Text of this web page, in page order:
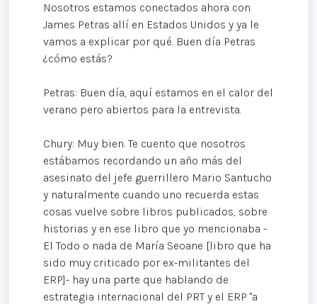
Nosotros estamos conectados ahora con
James Petras allí en Estados Unidos y ya le
vamos a explicar por qué. Buen día Petras
¿cómo estás?
Petras: Buen día, aquí estamos en el calor del
verano pero abiertos para la entrevista.
Chury: Muy bien. Te cuento que nosotros
estábamos recordando un año más del
asesinato del jefe guerrillero Mario Santucho
y naturalmente cuando uno recuerda estas
cosas vuelve sobre libros publicados, sobre
historias y en ese libro que yo mencionaba -
El Todo o nada de María Seoane [libro que ha
sido muy criticado por ex-militantes del
ERP]- hay una parte que hablando de
estrategia internacional del PRT y el ERP "a